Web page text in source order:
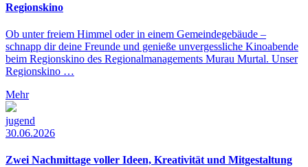
Regionskino
Ob unter freiem Himmel oder in einem Gemeindegebäude –
schnapp dir deine Freunde und genieße unvergessliche Kinoabende
beim Regionskino des Regionalmanagements Murau Murtal. Unser
Regionskino …
Mehr
jugend
30.06.2026
Zwei Nachmittage voller Ideen, Kreativität und Mitgestaltung